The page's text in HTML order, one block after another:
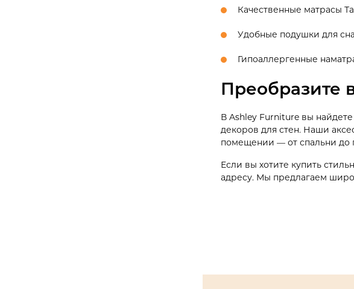
Качественные матрасы
Удобные подушки для
Гипоаллергенные
Преобразите
В Ashley Furniture вы
декоров для стен. Наши
помещении — от спальни до
Если вы хотите купить
адресу. Мы предлагаем